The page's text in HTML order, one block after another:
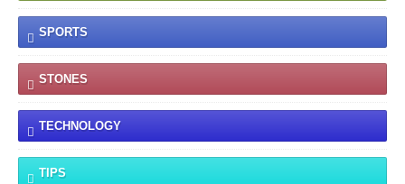
SPORTS
STONES
TECHNOLOGY
TIPS